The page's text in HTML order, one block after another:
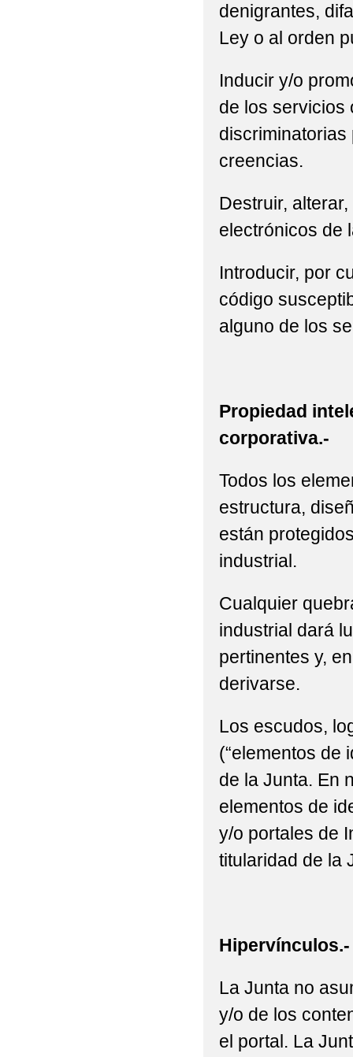
denigrantes,
Ley o al orden
Inducir y/o
de los servicios
creencias.
Destruir,
electrónicos de
Introducir, por
código
alguno de los
Propiedad
corporativa.-
Todos los
estructura,
están
industrial.
Cualquier
industrial dará
pertinentes y,
derivarse.
Los escudos,
(“elementos de
de la Junta. En
elementos de
y/o portales de
titularidad de la
Hipervínculos.-
La Junta no
y/o de los
el portal. La